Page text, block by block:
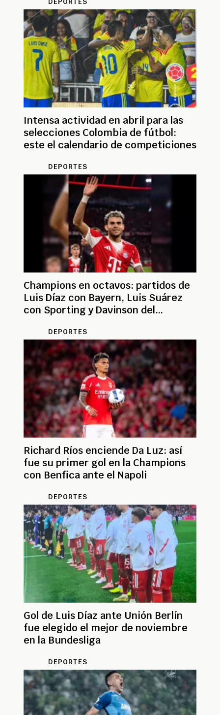
Intensa actividad en abril para las
selecciones Colombia de fútbol:
este el calendario de competiciones
DEPORTES
Champions en octavos: partidos de
Luis Díaz con Bayern, Luis Suárez
con Sporting y Davinson del
DEPORTES
Richard Ríos enciende Da Luz: así
fue su primer gol en la Champions
con Benfica ante el Napoli
DEPORTES
Gol de Luis Díaz ante Unión Berlín
fue elegido el mejor de noviembre
en la Bundesliga
DEPORTES